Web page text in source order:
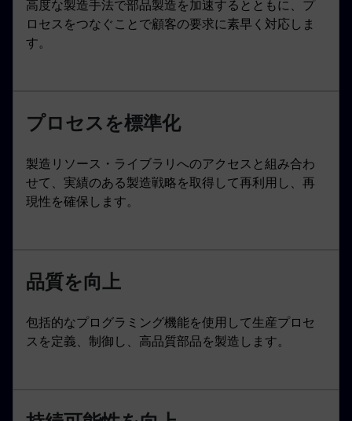
高度な製造手法で部品製造を加速するとともに、プ
ロセスをつなぐことで顧客の要求に素早く対応しま
す。
プロセスを標準化
製造リソース・ライブラリへのアクセスと組み合わ
せて、実績のある製造戦略を取得して再利用し、再
現性を確保します。
品質を向上
包括的なプログラミング機能を使用して生産プロセ
スを定義、制御し、高品質部品を製造します。